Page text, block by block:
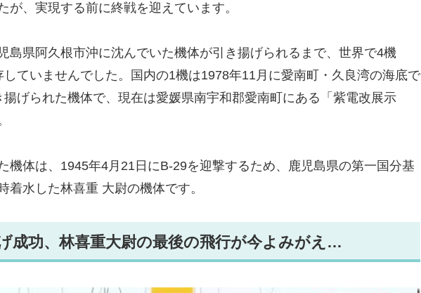
が、実現する前に終戦を迎えています。
島県阿久根市沖に沈んでいた機体が引き揚げられるまで、世界で4機
していませんでした。国内の1機は1978年11月に愛南町・久良湾の海底で
げられた機体で、現在は愛媛県南宇和郡愛南町にある「紫電改展示
機体は、1945年4月21日にB-29を迎撃するため、鹿児島県の第一国分基
着水した林喜重 大尉の機体です。
成功、林喜重大尉の最後の飛行が今よみがえ…